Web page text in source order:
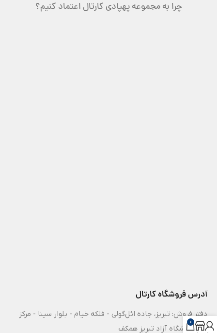
چرا به مجموعه پهپادی کارتال اعتماد کنیم؟
آدرس فروشگاه کارتال
دفتر فروش: تبریز، جاده ائل‌گولی - فلکه خیام - بلوار سینا - مرکز
رشد دانشگاه آزاد تبریز همکف
0